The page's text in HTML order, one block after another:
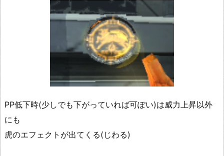
PP低下時(少しでも下がっていれば可ぽい)は威力上昇以外
にも
虎のエフェクトが出てくる(じわる)